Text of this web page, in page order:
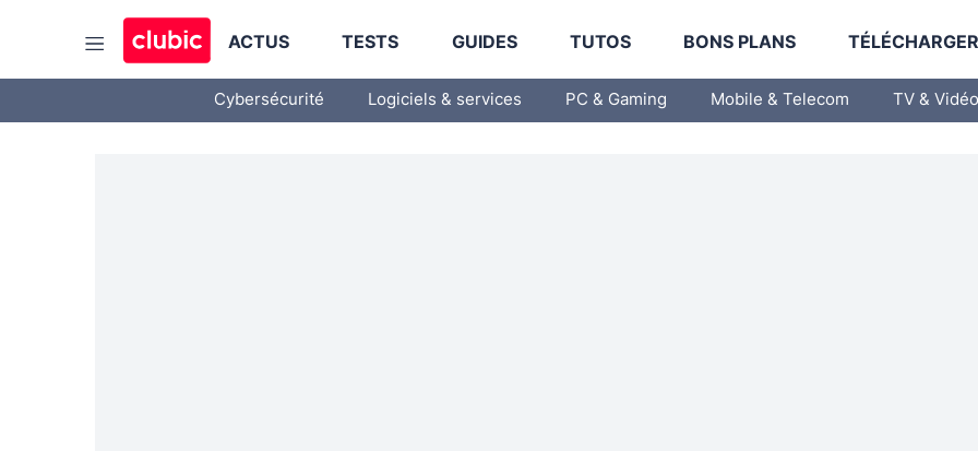
ACTUS TESTS GUIDES TUTOS BONS PLANS
Cybersécurité Logiciels & services PC & Gaming Mobile & Telecom TV & Vidéo